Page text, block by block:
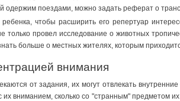
одержим поездами, можно задать реферат о
чтобы расширить его репертуар
только провел исследование о животных
больше о местных жителях, которым
внимания
от задания, их могут отвлекать
их вниманием, сколько со "странным" предметом